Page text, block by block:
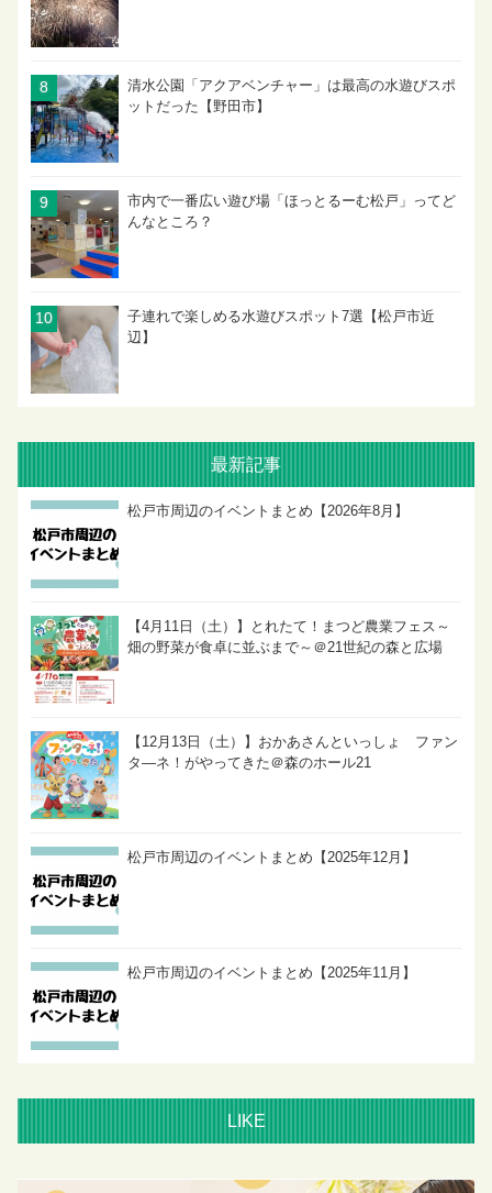
清水公園「アクアベンチャー」は最高の水遊びスポ
ットだった【野田市】
市内で一番広い遊び場「ほっとるーむ松戸」ってど
んなところ？
子連れで楽しめる水遊びスポット7選【松戸市近
辺】
最新記事
松戸市周辺のイベントまとめ【2026年8月】
【4月11日（土）】とれたて！まつど農業フェス～
畑の野菜が食卓に並ぶまで～＠21世紀の森と広場
【12月13日（土）】おかあさんといっしょ ファン
タ―ネ！がやってきた＠森のホール21
松戸市周辺のイベントまとめ【2025年12月】
松戸市周辺のイベントまとめ【2025年11月】
LIKE